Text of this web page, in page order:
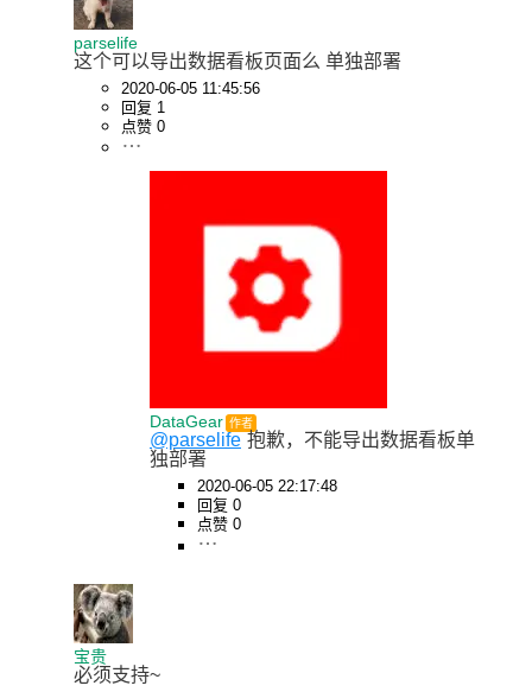
parselife
这个可以导出数据看板页面么 单独部署
2020-06-05 11:45:56
回复 1
点赞 0
DataGear 作者
@parselife 抱歉，不能导出数据看板单
独部署
2020-06-05 22:17:48
回复 0
点赞 0
宝贵
必须支持~